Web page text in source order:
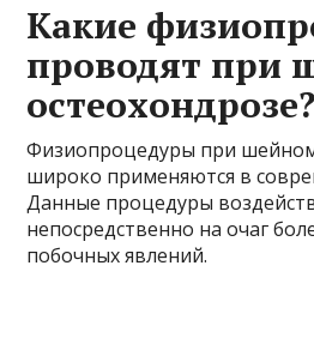
Какие
проводят при
остеохондрозе?
Физиопроцедуры при
широко применяются в
Данные процедуры
непосредственно на очаг
побочных явлений.